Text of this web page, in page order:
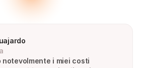
i miei costi